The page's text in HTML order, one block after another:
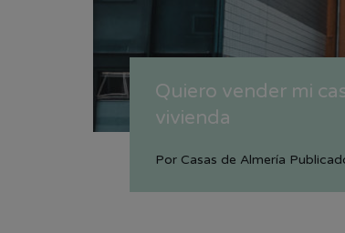
Quiero vender mi
vivienda
Por Casas de Almería